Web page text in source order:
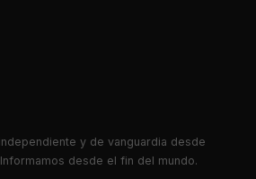
y de vanguardia desde
desde el fin del mundo.